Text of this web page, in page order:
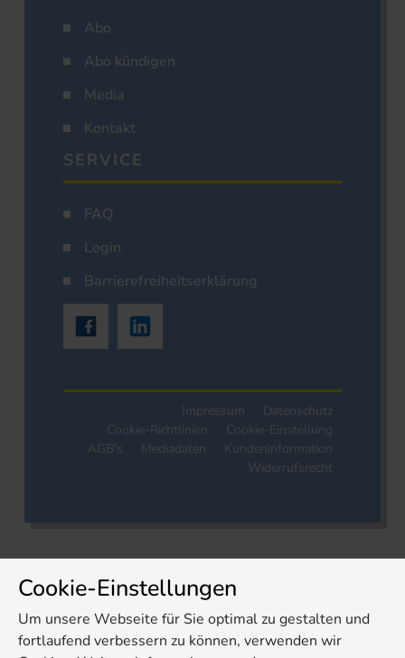
Abo
Abo kündigen
Media
Kontakt
SERVICE
FAQ
Login
Barrierefreiheitserklärung
Impressum
Datenschutz
Cookie-Richtlinien
Cookie-Einstellung
AGB's
Mediadaten
Kundeninformation
Widerrufsrecht
Cookie-Einstellungen
Um unsere Webseite für Sie optimal zu gestalten und
fortlaufend verbessern zu können, verwenden wir